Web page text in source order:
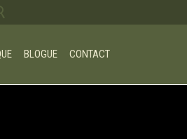
BLOGUE CONTACT